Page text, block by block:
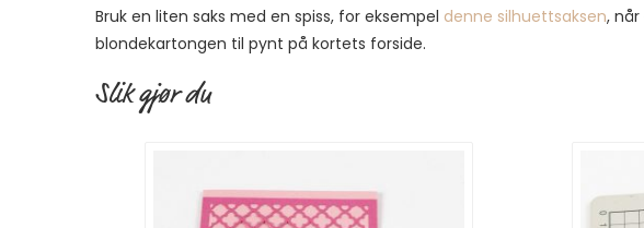
Bruk en liten saks med en spiss, for eksempel denne silhuettsaksen,
blondekartongen til pynt på kortets forside.
Slik gjør du